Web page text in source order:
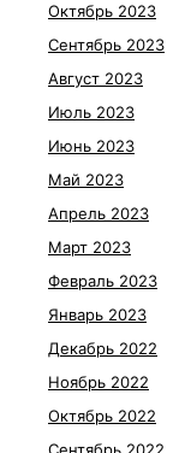
Октябрь 2023
Сентябрь 2023
Август 2023
Июль 2023
Июнь 2023
Май 2023
Апрель 2023
Март 2023
Февраль 2023
Январь 2023
Декабрь 2022
Ноябрь 2022
Октябрь 2022